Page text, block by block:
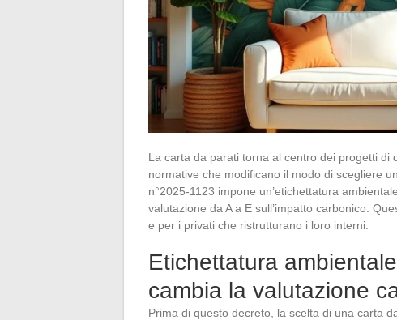
La carta da parati torna al centro dei progetti di
normative che modificano il modo di scegliere
n°2025-1123 impone un’etichettatura
valutazione da A a E sull’impatto carbonico.
e per i privati che ristrutturano i loro interni.
Etichettatura
cambia la valutazione
Prima di questo decreto, la scelta di una carta